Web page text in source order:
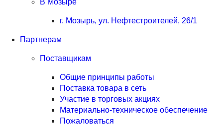
г. Мозырь, ул. Нефтестроителей, 26/1
Партнерам
Поставщикам
Общие принципы работы
Поставка товара в сеть
Участие в торговых акциях
Материально-техническое обеспечение
Пожаловаться